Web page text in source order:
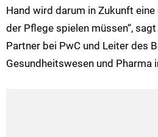
Hand wird darum in Zukunft
der Pflege spielen müssen“,
Partner bei PwC und Leiter des
Gesundheitswesen und Pharma